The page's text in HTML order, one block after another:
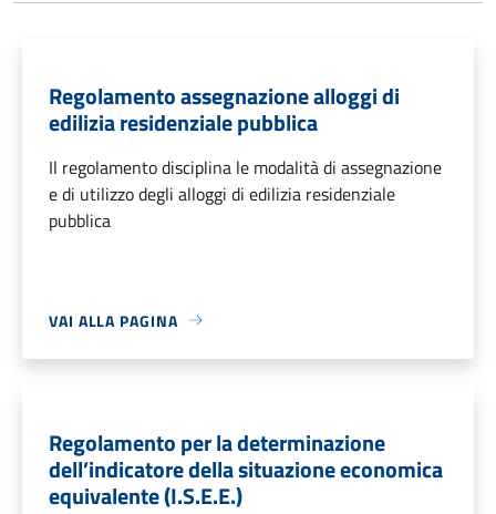
Regolamento assegnazione alloggi di
edilizia residenziale pubblica
Il regolamento disciplina le modalità di assegnazione
e di utilizzo degli alloggi di edilizia residenziale
pubblica
VAI ALLA PAGINA
Regolamento per la determinazione
dell’indicatore della situazione economica
equivalente (I.S.E.E.)